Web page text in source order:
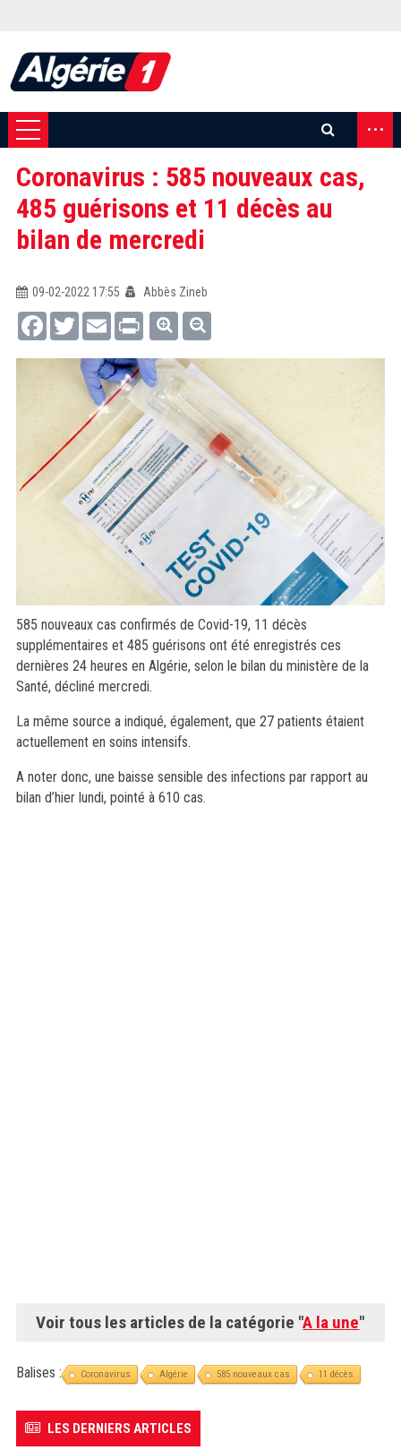
...
Coronavirus : 585 nouveaux cas,
485 guérisons et 11 décès au
bilan de mercredi
09-02-2022 17:55
Abbès Zineb
FacebookTwitterEmail Print
585 nouveaux cas confirmés de Covid-19, 11 décès
supplémentaires et 485 guérisons ont été enregistrés ces
dernières 24 heures en Algérie, selon le bilan du ministère de la
Santé, décliné mercredi.
La même source a indiqué, également, que 27 patients étaient
actuellement en soins intensifs.
A noter donc, une baisse sensible des infections par rapport au
bilan d’hier lundi, pointé à 610 cas.
Voir tous les articles de la catégorie "A la une"
Balises : Coronavirus Algérie 585 nouveaux cas 11 décès
LES DERNIERS ARTICLES